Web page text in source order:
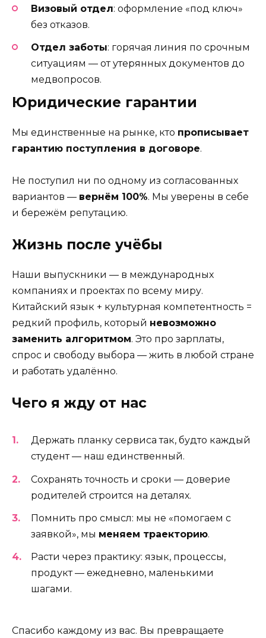
Визовый отдел: оформление «под ключ»
без отказов.
Отдел заботы: горячая линия по срочным
ситуациям — от утерянных документов до
медвопросов.
Юридические гарантии
Мы единственные на рынке, кто прописывает
гарантию поступления в договоре.
Не поступил ни по одному из согласованных
вариантов — вернём 100%. Мы уверены в себе
и бережём репутацию.
Жизнь после учёбы
Наши выпускники — в международных
компаниях и проектах по всему миру.
Китайский язык + культурная компетентность =
редкий профиль, который невозможно
заменить алгоритмом. Это про зарплаты,
спрос и свободу выбора — жить в любой стране
и работать удалённо.
Чего я жду от нас
Держать планку сервиса так, будто каждый
студент — наш единственный.
Сохранять точность и сроки — доверие
родителей строится на деталях.
Помнить про смысл: мы не «помогаем с
заявкой», мы меняем траекторию.
Расти через практику: язык, процессы,
продукт — ежедневно, маленькими
шагами.
Спасибо каждому из вас. Вы превращаете